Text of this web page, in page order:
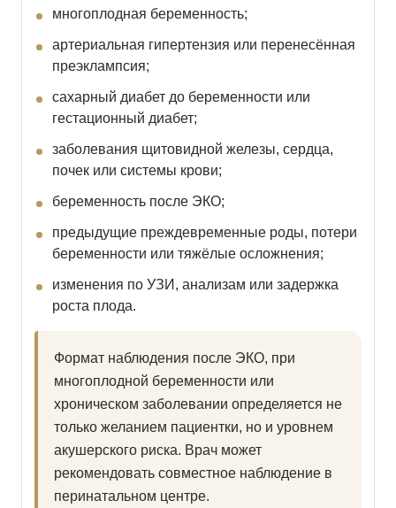
многоплодная беременность;
артериальная гипертензия или перенесённая
преэклампсия;
сахарный диабет до беременности или
гестационный диабет;
заболевания щитовидной железы, сердца,
почек или системы крови;
беременность после ЭКО;
предыдущие преждевременные роды, потери
беременности или тяжёлые осложнения;
изменения по УЗИ, анализам или задержка
роста плода.
Формат наблюдения после ЭКО, при
многоплодной беременности или
хроническом заболевании определяется не
только желанием пациентки, но и уровнем
акушерского риска. Врач может
рекомендовать совместное наблюдение в
перинатальном центре.